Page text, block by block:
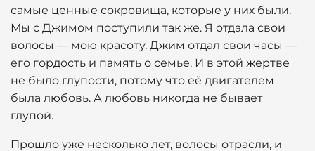
самые ценные сокровища, которые у них были.
Мы с Джимом поступили так же. Я отдала свои
волосы — мою красоту. Джим отдал свои часы —
его гордость и память о семье. И в этой жертве
не было глупости, потому что её двигателем
была любовь. А любовь никогда не бывает
глупой.
Прошло уже несколько лет, волосы отрасли, и